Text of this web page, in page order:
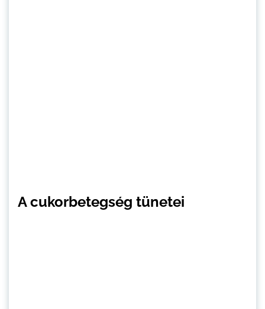
A cukorbetegség tünetei